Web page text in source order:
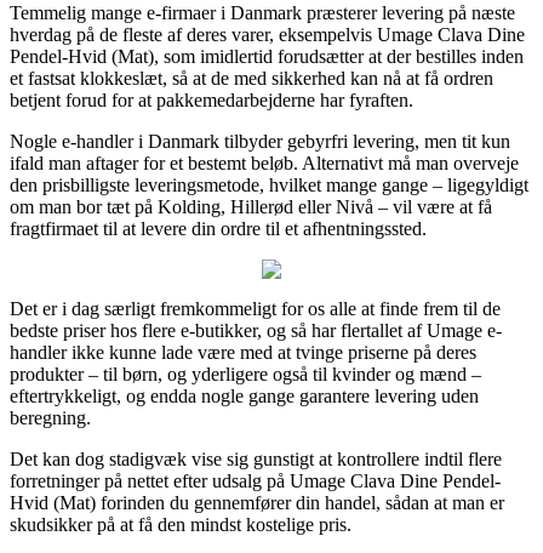
Temmelig mange e-firmaer i Danmark præsterer levering på næste
hverdag på de fleste af deres varer, eksempelvis Umage Clava Dine
Pendel-Hvid (Mat), som imidlertid forudsætter at der bestilles inden
et fastsat klokkeslæt, så at de med sikkerhed kan nå at få ordren
betjent forud for at pakkemedarbejderne har fyraften.
Nogle e-handler i Danmark tilbyder gebyrfri levering, men tit kun
ifald man aftager for et bestemt beløb. Alternativt må man overveje
den prisbilligste leveringsmetode, hvilket mange gange – ligegyldigt
om man bor tæt på Kolding, Hillerød eller Nivå – vil være at få
fragtfirmaet til at levere din ordre til et afhentningssted.
Det er i dag særligt fremkommeligt for os alle at finde frem til de
bedste priser hos flere e-butikker, og så har flertallet af Umage e-
handler ikke kunne lade være med at tvinge priserne på deres
produkter – til børn, og yderligere også til kvinder og mænd –
eftertrykkeligt, og endda nogle gange garantere levering uden
beregning.
Det kan dog stadigvæk vise sig gunstigt at kontrollere indtil flere
forretninger på nettet efter udsalg på Umage Clava Dine Pendel-
Hvid (Mat) forinden du gennemfører din handel, sådan at man er
skudsikker på at få den mindst kostelige pris.